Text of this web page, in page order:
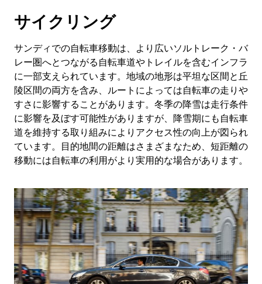
サイクリング
サンディでの自転車移動は、より広いソルトレーク・バ
レー圏へとつながる自転車道やトレイルを含むインフラ
に一部支えられています。地域の地形は平坦な区間と丘
陵区間の両方を含み、ルートによっては自転車の走りや
すさに影響することがあります。冬季の降雪は走行条件
に影響を及ぼす可能性がありますが、降雪期にも自転車
道を維持する取り組みによりアクセス性の向上が図られ
ています。目的地間の距離はさまざまなため、短距離の
移動には自転車の利用がより実用的な場合があります。